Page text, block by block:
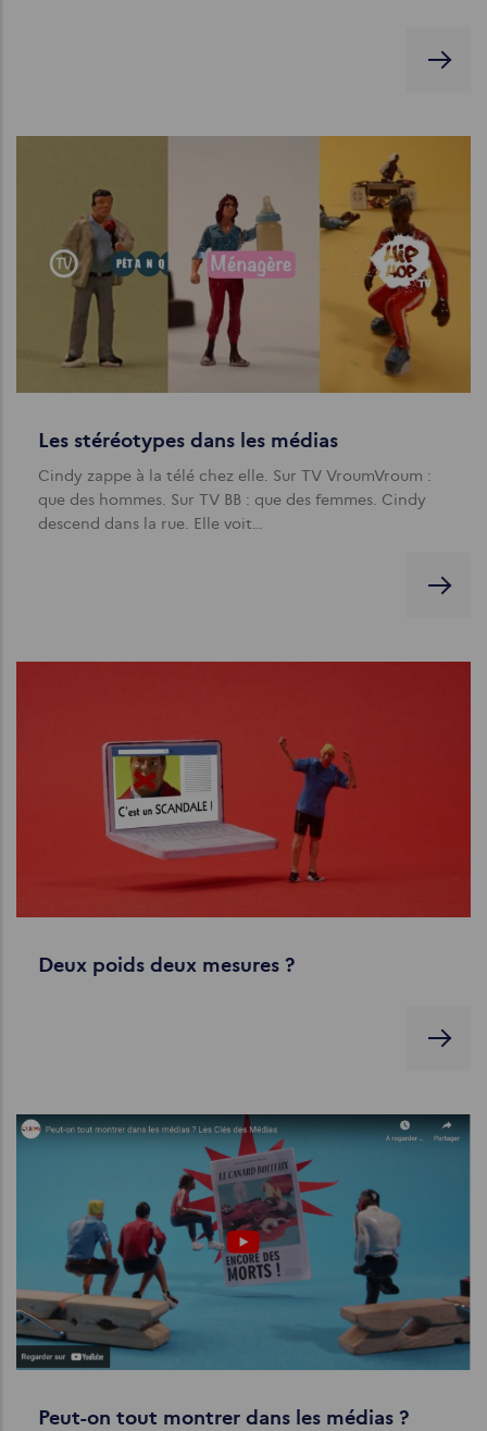
Les stéréotypes dans les médias
Cindy zappe à la télé chez elle. Sur TV VroumVroum :
que des hommes. Sur TV BB : que des femmes. Cindy
descend dans la rue. Elle voit…
Deux poids deux mesures ?
Peut-on tout montrer dans les médias ?